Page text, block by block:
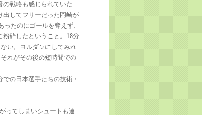
の戦略も感じられていた
出してフリーだった岡崎が
たのにゴールを奪えず、
粉砕したということ。18分
い。ヨルダンにしてみれ
れがその後の短時間での
の日本選手たちの技術・
ってしまいシュートも連